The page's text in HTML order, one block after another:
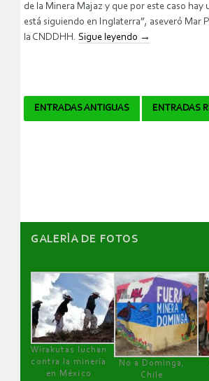
de la Minera Majaz y que por este caso hay
está siguiendo en Inglaterra”, aseveró Mar
la CNDDHH. Sigue leyendo →
Navegador
ENTRADAS ANTIGUAS ENTRADAS
GALERÌA DE FOTOS
Wirakutas luchan
contra la minería
en México
No a Dominga,
Chile